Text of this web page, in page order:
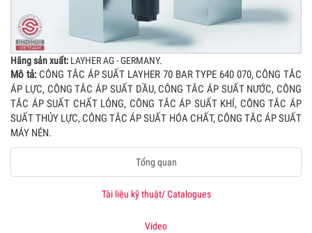
Hãng sản xuất: LAYHER AG - GERMANY.
Mô tả:CÔNG TẮC ÁP SUẤT LAYHER 70 BAR TYPE 640 070, CÔNG TẮC
ÁP LỰC, CÔNG TẮC ÁP SUẤT DẦU, CÔNG TẮC ÁP SUẤT NƯỚC, CÔNG
TẮC ÁP SUẤT CHẤT LỎNG, CÔNG TẮC ÁP SUẤT KHÍ, CÔNG TẮC ÁP
SUẤT THỦY LỰC, CÔNG TẮC ÁP SUẤT HÓA CHẤT, CÔNG TẮC ÁP SUẤT
MÁY NÉN.
Tổng quan
Tài liệu kỹ thuật/ Catalogues
Video